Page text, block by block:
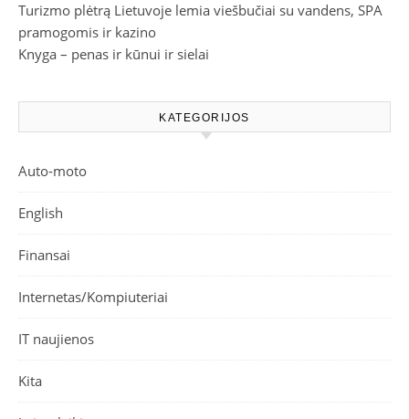
Turizmo plėtrą Lietuvoje lemia viešbučiai su vandens, SPA
pramogomis ir kazino
Knyga – penas ir kūnui ir sielai
KATEGORIJOS
Auto-moto
English
Finansai
Internetas/Kompiuteriai
IT naujienos
Kita